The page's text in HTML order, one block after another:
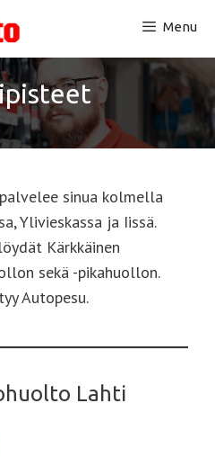
Menu
sinua kolmella
Ylivieskassa ja Iissä.
Kärkkäinen
sekä -pikahuollon.
Autopesu.
Lahti